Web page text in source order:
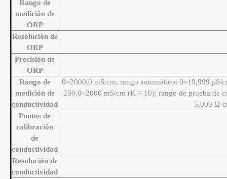
Rango de
medición de
ORP
Resolución de
ORP
Precisión de
ORP
Rango de
medición de
conductividad
0~2000,0 mS/cm, rango automático: 0~19,999
200,0~2000 mS/cm (K = 10); rango de prueba de
5,000
Puntos de
calibración
de
conductividad
Resolución de
conductividad